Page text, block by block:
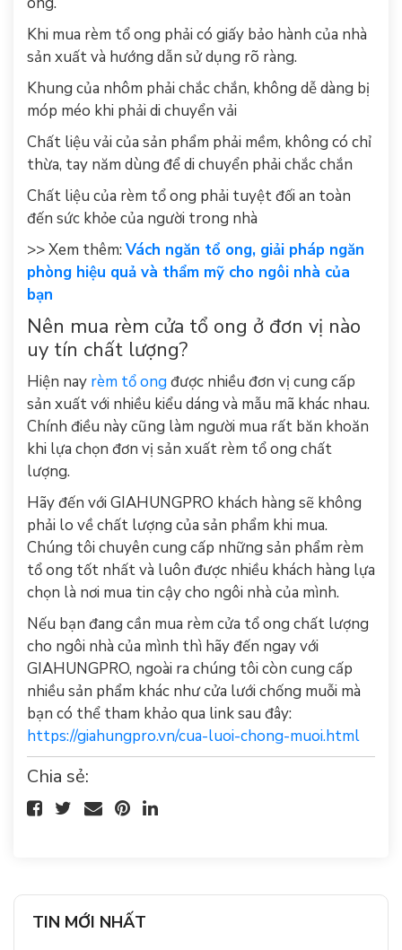
Khi mua rèm tổ ong phải có giấy bảo hành của nhà
sản xuất và hướng dẫn sử dụng rõ ràng.
Khung của nhôm phải chắc chắn, không dễ dàng bị
móp méo khi phải di chuyển vải
Chất liệu vải của sản phẩm phải mềm, không có chỉ
thừa, tay năm dùng để di chuyển phải chắc chắn
Chất liệu của rèm tổ ong phải tuyệt đối an toàn
đến sức khỏe của người trong nhà
>> Xem thêm: Vách ngăn tổ ong, giải pháp ngăn
phòng hiệu quả và thẩm mỹ cho ngôi nhà của
bạn
Nên mua rèm cửa tổ ong ở đơn vị nào
uy tín chất lượng?
Hiện nay rèm tổ ongđược nhiều đơn vị cung cấp
sản xuất với nhiều kiểu dáng và mẫu mã khác nhau.
Chính điều này cũng làm người mua rất băn khoăn
khi lựa chọn đơn vị sản xuất rèm tổ ong chất
lượng.
Hãy đến với GIAHUNGPRO khách hàng sẽ không
phải lo về chất lượng của sản phẩm khi mua.
Chúng tôi chuyên cung cấp những sản phẩm rèm
tổ ong tốt nhất và luôn được nhiều khách hàng lựa
chọn là nơi mua tin cậy cho ngôi nhà của mình.
Nếu bạn đang cần mua rèm cửa tổ ong chất lượng
cho ngôi nhà của mình thì hãy đến ngay với
GIAHUNGPRO, ngoài ra chúng tôi còn cung cấp
nhiều sản phẩm khác như cửa lưới chống muỗi mà
bạn có thể tham khảo qua link sau đây:
https://giahungpro.vn/cua-luoi-chong-muoi.html
Chia sẻ:
TIN MỚI NHẤT